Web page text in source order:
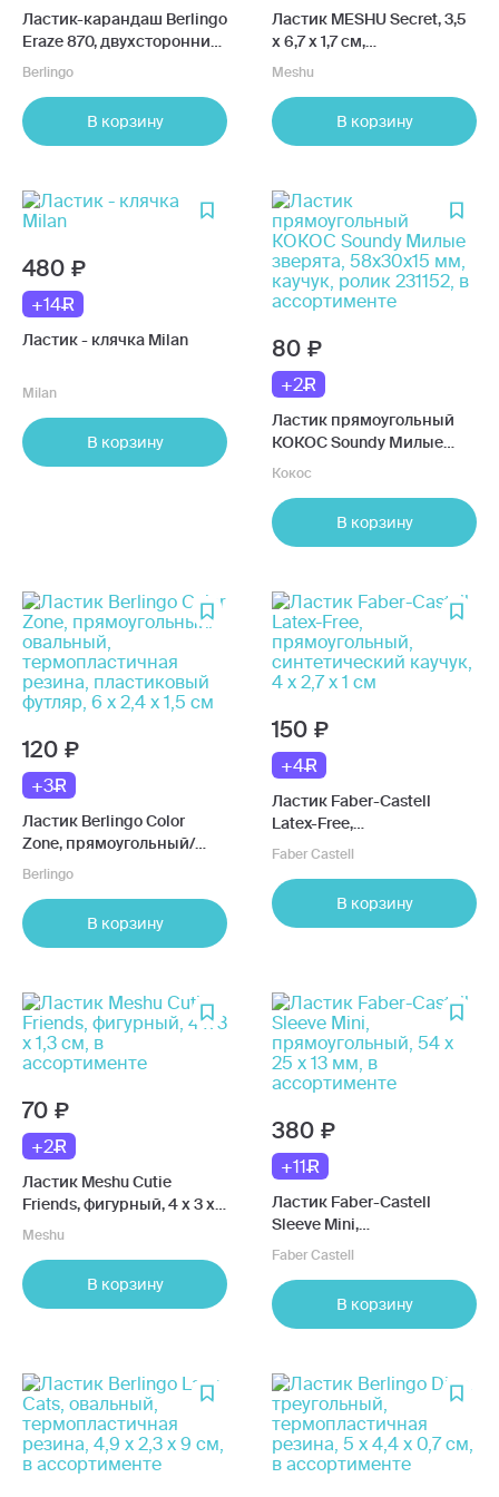
Ластик-карандаш Berlingo
Eraze 870, двухсторонний,
круглый, в ассортименте
Berlingo
В корзину
Ластик MESHU Secret, 3,5
х 6,7 х 1,7 см,
термопластичная резина,
Meshu
В корзину
480
+14
Ластик - клячка Milan
Milan
В корзину
80
+2
Ластик прямоугольный
КОКОС Soundy Милые
зверята, 58х30х15 мм,
ассортименте
Кокос
В корзину
120
+3
Ластик Berlingo Color
Zone, прямоугольный/
овальный,
пластиковый футляр, 6 х
2,4 х 1,5 см
Berlingo
В корзину
150
+4
Ластик Faber-Castell
Latex-Free,
прямоугольный,
2,7 х 1 см
Faber Castell
В корзину
70
+2
Ластик Meshu Сutie
Friends, фигурный, 4 х 3 х
1,3 см, в ассортименте
Meshu
В корзину
380
+11
Ластик Faber-Castell
Sleeve Mini,
прямоугольный, 54 х 25 х
Faber Castell
В корзину